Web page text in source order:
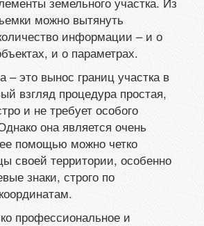
можно вытянуть
информации – и о
и о параметрах.
– это вынос границ участка в
взгляд процедура простая,
и не требует особого
она является очень
помощью можно четко
своей территории, особенно
знаки, строго по
профессиональное и